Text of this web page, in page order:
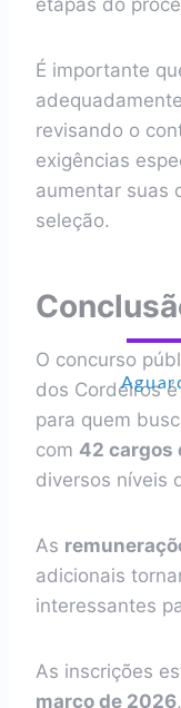
etapas do
É importante
revisando o
exigências
aumentar suas
seleção.
O concurso
dos Cordeiros
para quem
com 42 cargos
diversos níveis
As
adicionais
interessantes
As inscrições
março de 2026